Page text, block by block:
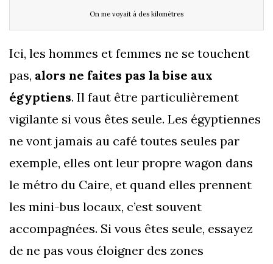
On me voyait à des kilomètres
Ici, les hommes et femmes ne se touchent
pas, alors ne faites pas la bise aux
égyptiens. Il faut être particulièrement
vigilante si vous êtes seule. Les égyptiennes
ne vont jamais au café toutes seules par
exemple, elles ont leur propre wagon dans
le métro du Caire, et quand elles prennent
les mini-bus locaux, c’est souvent
accompagnées. Si vous êtes seule, essayez
de ne pas vous éloigner des zones